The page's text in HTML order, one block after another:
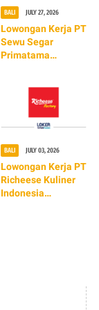
BALI JULY 27, 2026
Lowongan Kerja PT
Sewu Segar
Primatama
BALI JULY 03, 2026
Lowongan Kerja PT
Richeese Kuliner
Indonesia